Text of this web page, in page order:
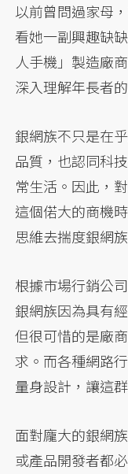
以前曾問過家母
看她一副興趣缺
人手機」製造廠
深入理解年長者
銀網族不只是在
品質，也認同科
常生活。因此，
這個偌大的商機
思維去揣度銀網
根據市場行銷公
銀網族因為具有
但很可惜的是廠
求。而各種網路
量身設計，讓這
面對龐大的銀網
或產品開發者都